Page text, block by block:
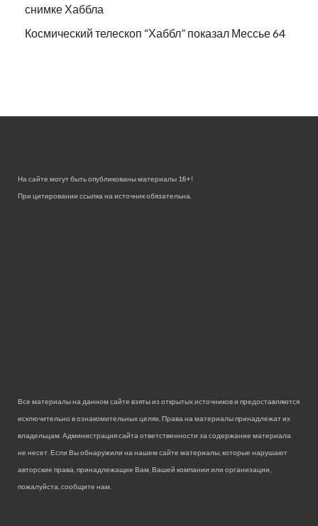
снимке Хаббла
Космический телескоп “Хаббл” показал Мессье 64
На сайте могут быть опубликованы материалы 18+!
При цитировании ссылка на источник обязательна.
Все материалы на данном сайте взяты из открытых источников и предоставляются
исключительно в ознакомительных целях. Права на материалы принадлежат их
владельцам. Администрация сайта ответственности за содержание материала
не несет. Если Вы обнаружили на нашем сайте материалы, которые нарушают
авторские права, принадлежащие Вам, Вашей компании или организации,
пожалуйста, сообщите нам.